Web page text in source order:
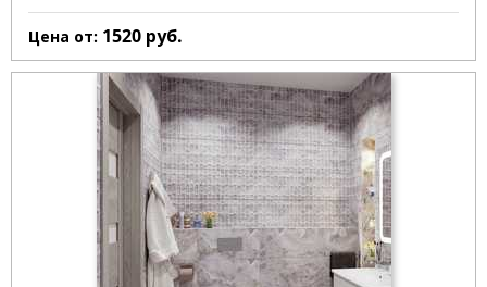
Цена от: 1520 руб.